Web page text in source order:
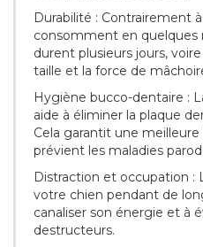
Durabilité : Contrairement
consomment en quelques
durent plusieurs jours,
taille et la force de
Hygiène bucco-dentaire :
aide à éliminer la plaque
Cela garantit une
prévient les maladies
Distraction et occupation :
votre chien pendant de
canaliser son énergie et à
destructeurs.